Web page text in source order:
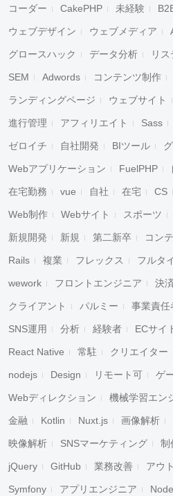
コーダー CakePHP 未経験
ウェブデザイン ウェブメディア
グロースハック データ分析 リ
SEM Adwords コンテンツ制作
ランディングページ ウェブサイト
進行管理 アフィリエイト Sass
ゼロイチ 自社開発 BIツール
Webアプリケーション FuelPHP
在宅勤務 vue 自社 在宅 CS
Web制作 Webサイト スポーツ
新規開発 新規 第二新卒 コン
Rails 複業 フレックス フルタ
wework フロントエンジニア 決済
クライアント パルミー 事業責任
SNS運用 分析 経験者 ECサイ
React Native 常駐 クリエイター
nodejs Design リモート可 ゲ
Webディレクション 機械学習エン
金融 Kotlin Nuxt.js 画像解析
映像解析 SNSマーケティング 制
jQuery GitHub 業務改善 アウ
Symfony アプリエンジニア